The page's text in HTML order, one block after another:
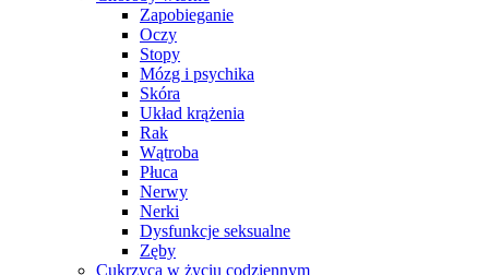
Zapobieganie
Oczy
Stopy
Mózg i psychika
Skóra
Układ krążenia
Rak
Wątroba
Płuca
Nerwy
Nerki
Dysfunkcje seksualne
Zęby
Cukrzyca w życiu codziennym